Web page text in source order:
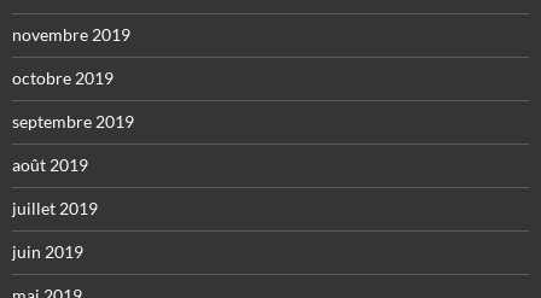
novembre 2019
octobre 2019
septembre 2019
août 2019
juillet 2019
juin 2019